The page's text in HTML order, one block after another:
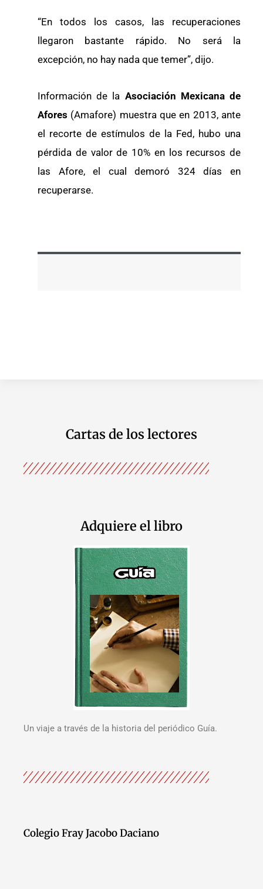
“En todos los casos, las recuperaciones
llegaron bastante rápido. No será la
excepción, no hay nada que temer”, dijo.
Información de la Asociación Mexicana de
Afores (Amafore) muestra que en 2013, ante
el recorte de estímulos de la Fed, hubo una
pérdida de valor de 10% en los recursos de
las Afore, el cual demoró 324 días en
recuperarse.
Cartas de los lectores
Adquiere el libro
Un viaje a través de la historia del periódico Guía.
Colegio Fray Jacobo Daciano